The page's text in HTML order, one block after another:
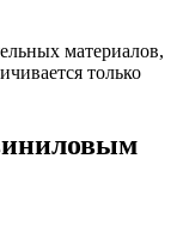
материалов,
только